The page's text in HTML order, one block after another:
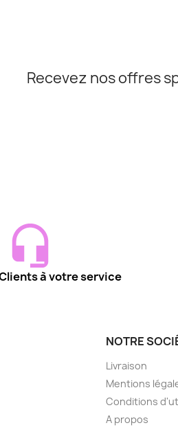
Recevez nos offres
à votre service
NOTRE
Livraison
Mentions
Conditions
A propos